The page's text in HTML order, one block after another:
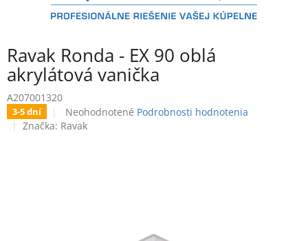
Ravak Ronda - EX 90 oblá
akrylátová vanička
A207001320
3-5 dní
Priemerné
hodnotenie
Neohodnotené Podrobnosti hodnotenia
Značka: Ravak